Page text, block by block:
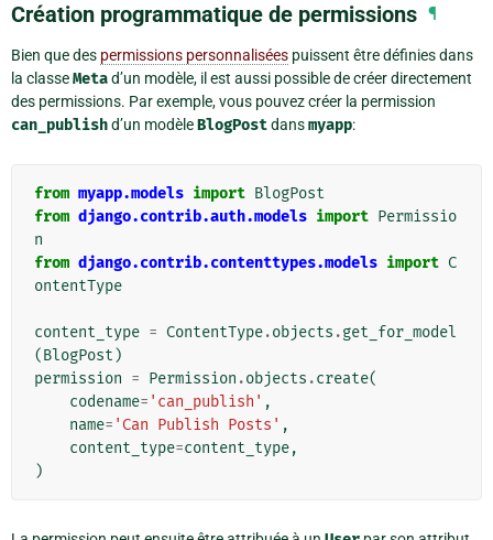
Création programmatique de permissions ¶
Bien que des permissions personnalisées puissent être définies dans
la classeMetad’un modèle, il est aussi possible de créer directement
des permissions. Par exemple, vous pouvez créer la permission
can_publishd’un modèleBlogPostdansmyapp:
from myapp.models import BlogPost
from django.contrib.auth.models import Permissio
n
from django.contrib.contenttypes.models import C
ontentType
content_type = ContentType.objects .get_for_model
(BlogPost )
permission = Permission .objects .create(
codename= 'can_publish' ,
name= 'Can Publish Posts' ,
content_type=content_type,
)